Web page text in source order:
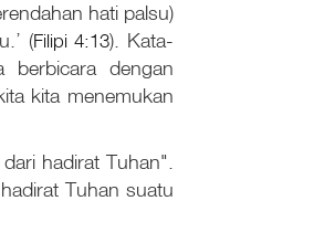
hati palsu)
(Filipi 4:13). Kata-
dengan
kita menemukan
hadirat Tuhan".
Tuhan suatu